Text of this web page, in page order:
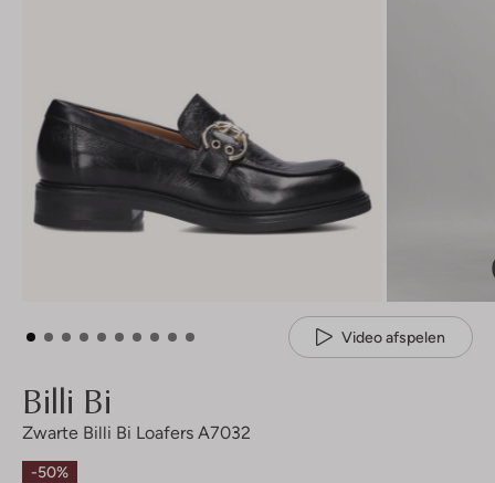
Video afspelen
Billi Bi
Zwarte Billi Bi Loafers A7032
-50%